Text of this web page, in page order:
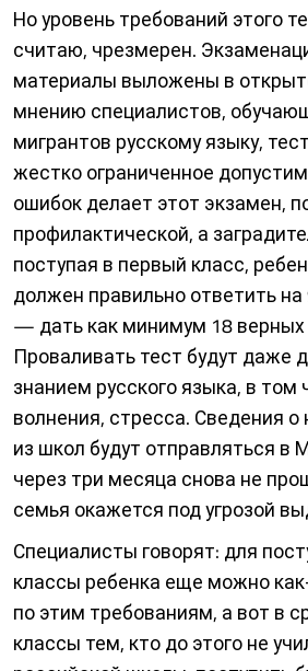
Но уровень требований этого
считаю, чрезмерен.
материалы выложены в
мнению специалистов,
мигрантов русскому языку,
жестко ограниченное
ошибок делает этот экзамен,
профилактической, а
поступая в первый класс,
должен правильно ответить на
— дать как минимум 18 верных
Проваливать тест будут даже
знанием русского языка, в том
волнения, стресса. Сведения
из школ будут отправляться в
через три месяца снова не
семья окажется под угрозой
Специалисты говорят: для
классы ребенка еще можно
по этим требованиям, а вот в
классы тем, кто до этого не